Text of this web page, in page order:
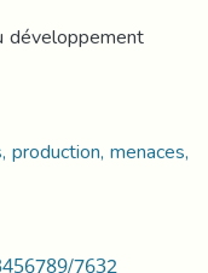
développement
menaces,